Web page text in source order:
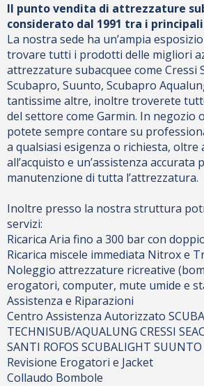
Il punto vendita di attrezzature
considerato dal 1991 tra i
La nostra sede ha un’ampia
trovare tutti i prodotti delle migliori
attrezzature subacquee come Cressi
Scubapro, Suunto, Scubapro
tantissime altre, inoltre troverete
del settore come Garmin. In negozio
potete sempre contare su
a qualsiasi esigenza o richiesta, oltre
all’acquisto e un’assistenza accurata
manutenzione di tutta l’attrezzatura.
Inoltre presso la nostra struttura
servizi:
Ricarica Aria fino a 300 bar con
Ricarica miscele immediata Nitrox e
Noleggio attrezzature ricreative
erogatori, computer, mute umide e
Assistenza e Riparazioni
Centro Assistenza Autorizzato
TECHNISUB/AQUALUNG CRESSI
SANTI ROFOS SCUBALIGHT
Revisione Erogatori e Jacket
Collaudo Bombole